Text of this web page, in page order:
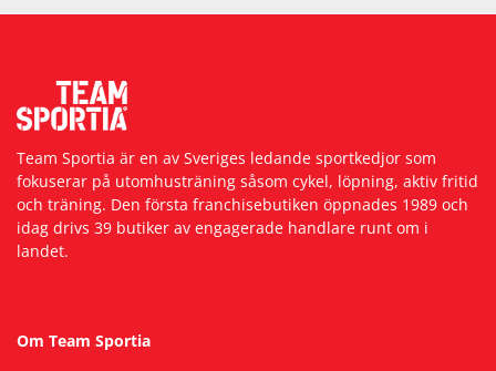
Team Sportia är en av Sveriges ledande sportkedjor som
fokuserar på utomhusträning såsom cykel, löpning, aktiv fritid
och träning. Den första franchisebutiken öppnades 1989 och
idag drivs 39 butiker av engagerade handlare runt om i
landet.
Om Team Sportia